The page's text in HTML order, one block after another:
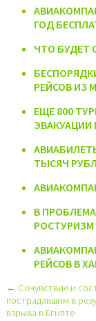
ГОД
ЧТО БУДЕТ
РЕЙСОВ ИЗ
ЕЩЕ 800
ЭВАКУАЦИИ
ТЫСЯЧ
В
РОСТУРИЗМ
РЕЙСОВ В
← Сочувствие и
пострадавшим в
взрыва в Египте